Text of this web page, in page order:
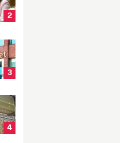
2
3
4